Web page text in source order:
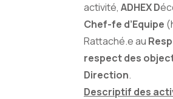
activité, ADHEX D
Chef-fe d’Equipe
Rattaché.e au
respect des
Direction.
Descriptif des